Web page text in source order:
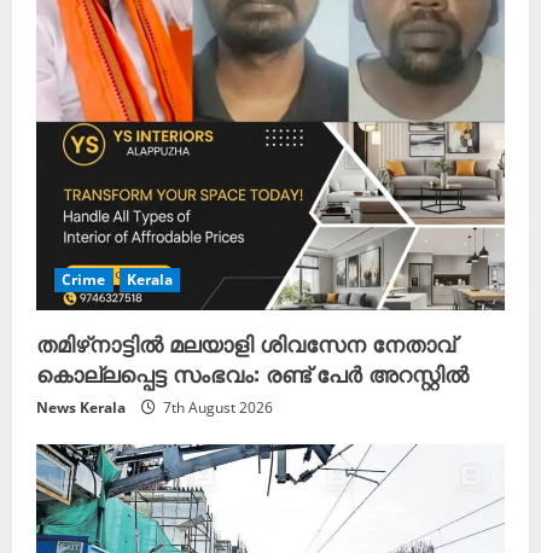
Crime Kerala
തമിഴ്‌നാട്ടിൽ മലയാളി ശിവസേന നേതാവ്
കൊല്ലപ്പെട്ട സംഭവം: രണ്ട് പേർ അറസ്റ്റിൽ
News Kerala 7th August 2026